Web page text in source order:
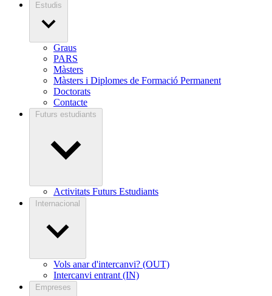
Estudis
Graus
PARS
Màsters
Màsters i Diplomes de Formació Permanent
Doctorats
Contacte
Futurs estudiants
Activitats Futurs Estudiants
Internacional
Vols anar d'intercanvi? (OUT)
Intercanvi entrant (IN)
Empreses